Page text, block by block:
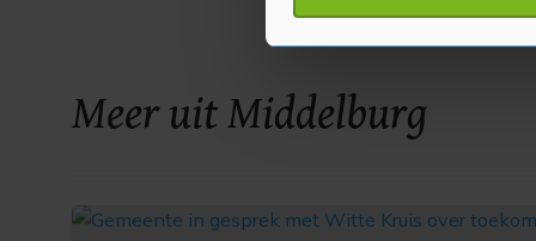
toestemming op elk moment
ons cookiebeleid bekijken
Meer uit Middelburg